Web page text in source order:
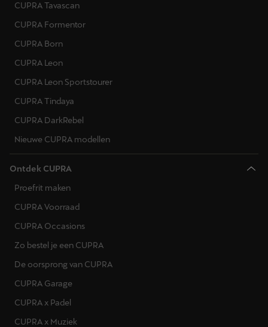
CUPRA Tavascan
CUPRA Formentor
CUPRA Born
CUPRA Leon
CUPRA Leon Sportstourer
CUPRA Tindaya
CUPRA DarkRebel
Nieuwe CUPRA modellen
Ontdek CUPRA
Proefrit maken
CUPRA Voorraad
CUPRA Occasions
Zo bestel je een CUPRA
De oorsprong van CUPRA
CUPRA Garage
CUPRA x Padel
CUPRA x Muziek